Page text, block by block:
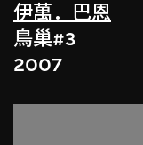
伊萬．巴恩
鳥巢#3
2007